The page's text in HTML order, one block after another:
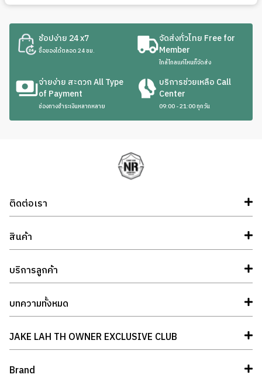
ช้อปง่าย 24 x7
ซื้อของได้ตลอด 24 ชม.
จัดส่งทั่วไทย Free for
Member
ใกล้ไกลแค่ไหนก็จัดส่ง
จ่ายง่าย สะดวก All Type
of Payment
ช่องทางชำระเงินหลากหลาย
บริการช่วยเหลือ Call
Center
09:00 - 21:00 ทุกวัน
ติดต่อเรา
สินค้า
บริการลูกค้า
บทความทั้งหมด
JAKE LAH TH OWNER EXCLUSIVE CLUB
Brand